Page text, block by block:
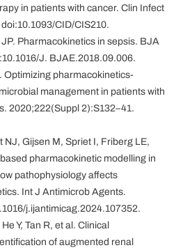
in patients with cancer. Clin Infect
CID/CIS210.
Pharmacokinetics in sepsis. BJA
J. BJAE.2018.09.006.
Optimizing pharmacokinetics-
management in patients with
2020;222(Suppl 2):S132–41.
Gijsen M, Spriet I, Friberg LE,
pharmacokinetic modelling in
pathophysiology affects
Int J Antimicrob Agents.
j.ijantimicag.2024.107352.
Y, Tan R, et al. Clinical
of augmented renal